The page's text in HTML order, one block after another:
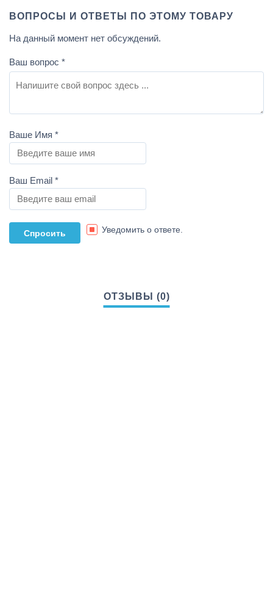
ВОПРОСЫ И ОТВЕТЫ ПО ЭТОМУ ТОВАРУ
На данный момент нет обсуждений.
Ваш вопрос *
Ваше Имя *
Ваш Email *
Уведомить о ответе.